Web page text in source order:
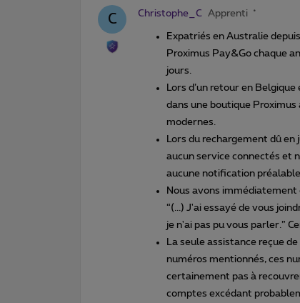
C Christophe_C Apprenti
Expatriés en Australie
Proximus Pay&Go chaque
jours.
Lors d’un retour en
dans une boutique
modernes.
Lors du rechargement dû
aucun service connectés et
aucune notification
Nous avons immédiatement
“(...) J'ai essayé de vous
je n'ai pas pu vous parler.”
La seule assistance reçue
numéros mentionnés, ces
certainement pas à
comptes excédant